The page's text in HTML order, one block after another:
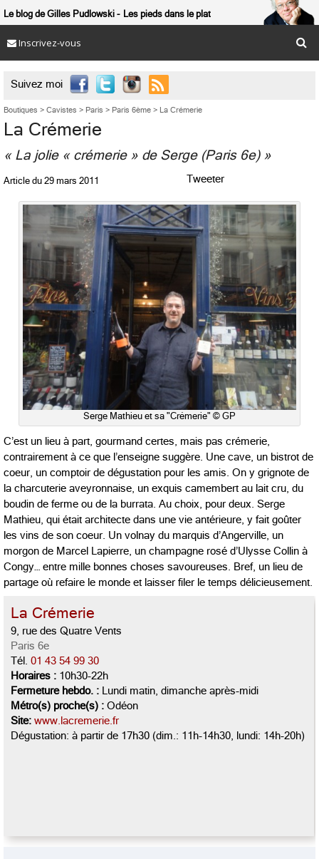
Le blog de Gilles Pudlowski Les pieds dans le plat
Inscrivez-vous
Suivez moi 
Boutiques > Cavistes > Paris > Paris 6ème > La Crémerie
La Crémerie
« La jolie « crémerie » de Serge (Paris 6e) »
Article du 29 mars 2011 Tweeter
Serge Mathieu et sa "Crémerie" © GP
C’est un lieu à part, gourmand certes, mais pas crémerie,
contrairement à ce que l’enseigne suggère. Une cave, un bistrot de
coeur, un comptoir de dégustation pour les amis. On y grignote de
la charcuterie aveyronnaise, un exquis camembert au lait cru, du
boudin de ferme ou de la burrata. Au choix, pour deux. Serge
Mathieu, qui était architecte dans une vie antérieure, y fait goûter
les vins de son coeur. Un volnay du marquis d’Angerville, un
morgon de Marcel Lapierre, un champagne rosé d’Ulysse Collin à
Congy… entre mille bonnes choses savoureuses. Bref, un lieu de
partage où refaire le monde et laisser filer le temps délicieusement.
La Crémerie
9, rue des Quatre Vents
Paris 6e
Tél. 01 43 54 99 30
Horaires : 10h30-22h
Fermeture hebdo. : Lundi matin, dimanche après-midi
Métro(s) proche(s) : Odéon
Site: www.lacremerie.fr
Dégustation: à partir de 17h30 (dim.: 11h-14h30, lundi: 14h-20h)